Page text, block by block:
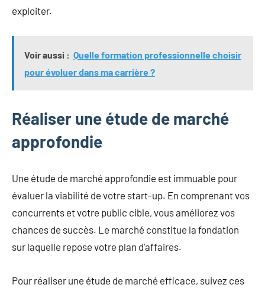
exploiter.
Voir aussi : Quelle formation professionnelle choisir
pour évoluer dans ma carrière ?
Réaliser une étude de marché
approfondie
Une étude de marché approfondie est immuable pour
évaluer la viabilité de votre start-up. En comprenant vos
concurrents et votre public cible, vous améliorez vos
chances de succès. Le marché constitue la fondation
sur laquelle repose votre plan d’affaires.
Pour réaliser une étude de marché efficace, suivez ces